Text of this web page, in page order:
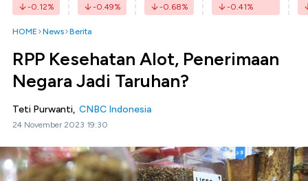
-0.12% -0.49% -0.68% -0.41%
HOME News Berita
RPP Kesehatan Alot, Penerimaan
Negara Jadi Taruhan?
Teti Purwanti, CNBC Indonesia
24 November 2023 19:30